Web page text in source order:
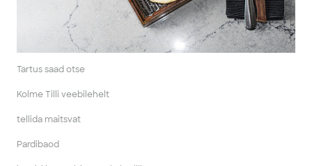
Tartus saad otse
Kolme Tilli veebilehelt
tellida maitsvat
Pardibaod